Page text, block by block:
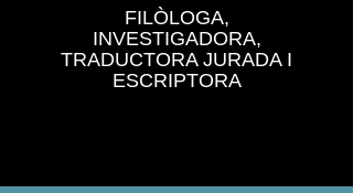
FILÒLOGA,
INVESTIGADORA,
TRADUCTORA JURADA I
ESCRIPTORA